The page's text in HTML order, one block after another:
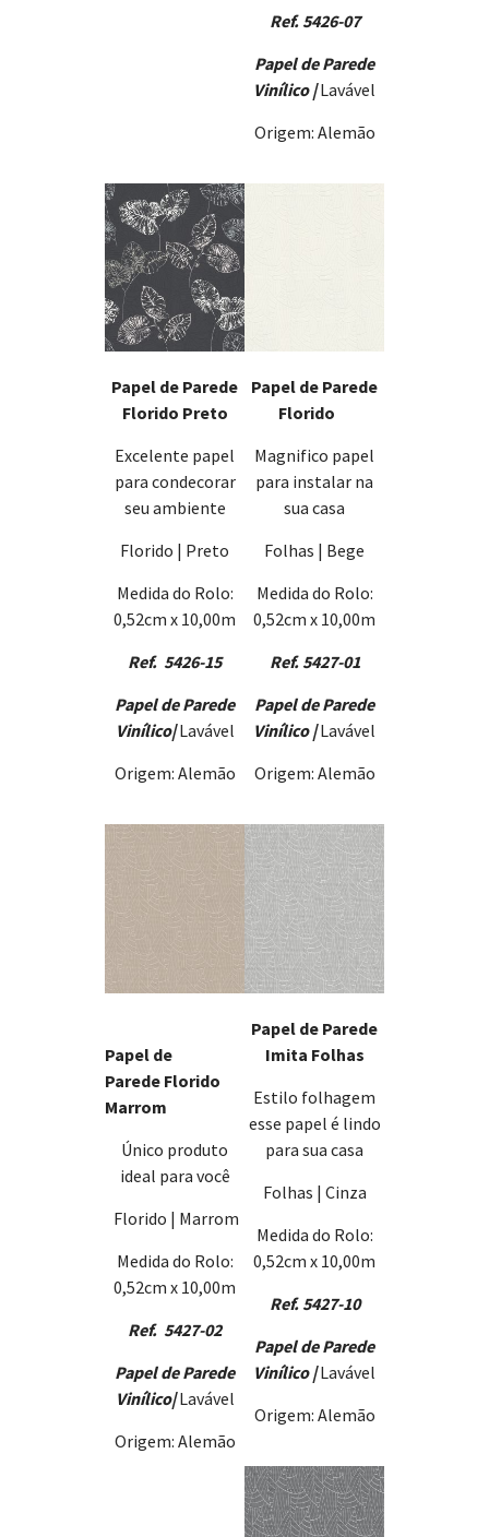
Ref. 5426-07
Papel de Parede
Vinílico |Lavável
Origem: Alemão
Papel de Parede
Florido Preto
Excelente papel
para condecorar
seu ambiente
Florido | Preto
Medida do Rolo:
0,52cm x 10,00m
Ref. 5426-15
Papel de Parede
Vinílico|Lavável
Origem: Alemão
Papel de Parede
Florido
Magnifico papel
para instalar na
sua casa
Folhas | Bege
Medida do Rolo:
0,52cm x 10,00m
Ref. 5427-01
Papel de Parede
Vinílico |Lavável
Origem: Alemão
Papel de
Parede Florido
Marrom
Único produto
ideal para você
Florido | Marrom
Medida do Rolo:
0,52cm x 10,00m
Ref. 5427-02
Papel de Parede
Vinílico|Lavável
Origem: Alemão
Papel de Parede
Imita Folhas
Estilo folhagem
esse papel é lindo
para sua casa
Folhas | Cinza
Medida do Rolo:
0,52cm x 10,00m
Ref. 5427-10
Papel de Parede
Vinílico |Lavável
Origem: Alemão